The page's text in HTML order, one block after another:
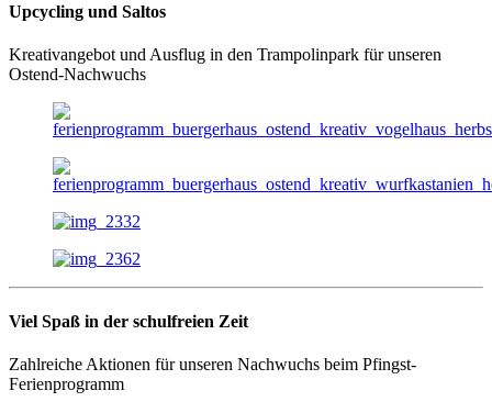
Upcycling und Saltos
Kreativangebot und Ausflug in den Trampolinpark für unseren
Ostend-Nachwuchs
Viel Spaß in der schulfreien Zeit
Zahlreiche Aktionen für unseren Nachwuchs beim Pfingst-
Ferienprogramm